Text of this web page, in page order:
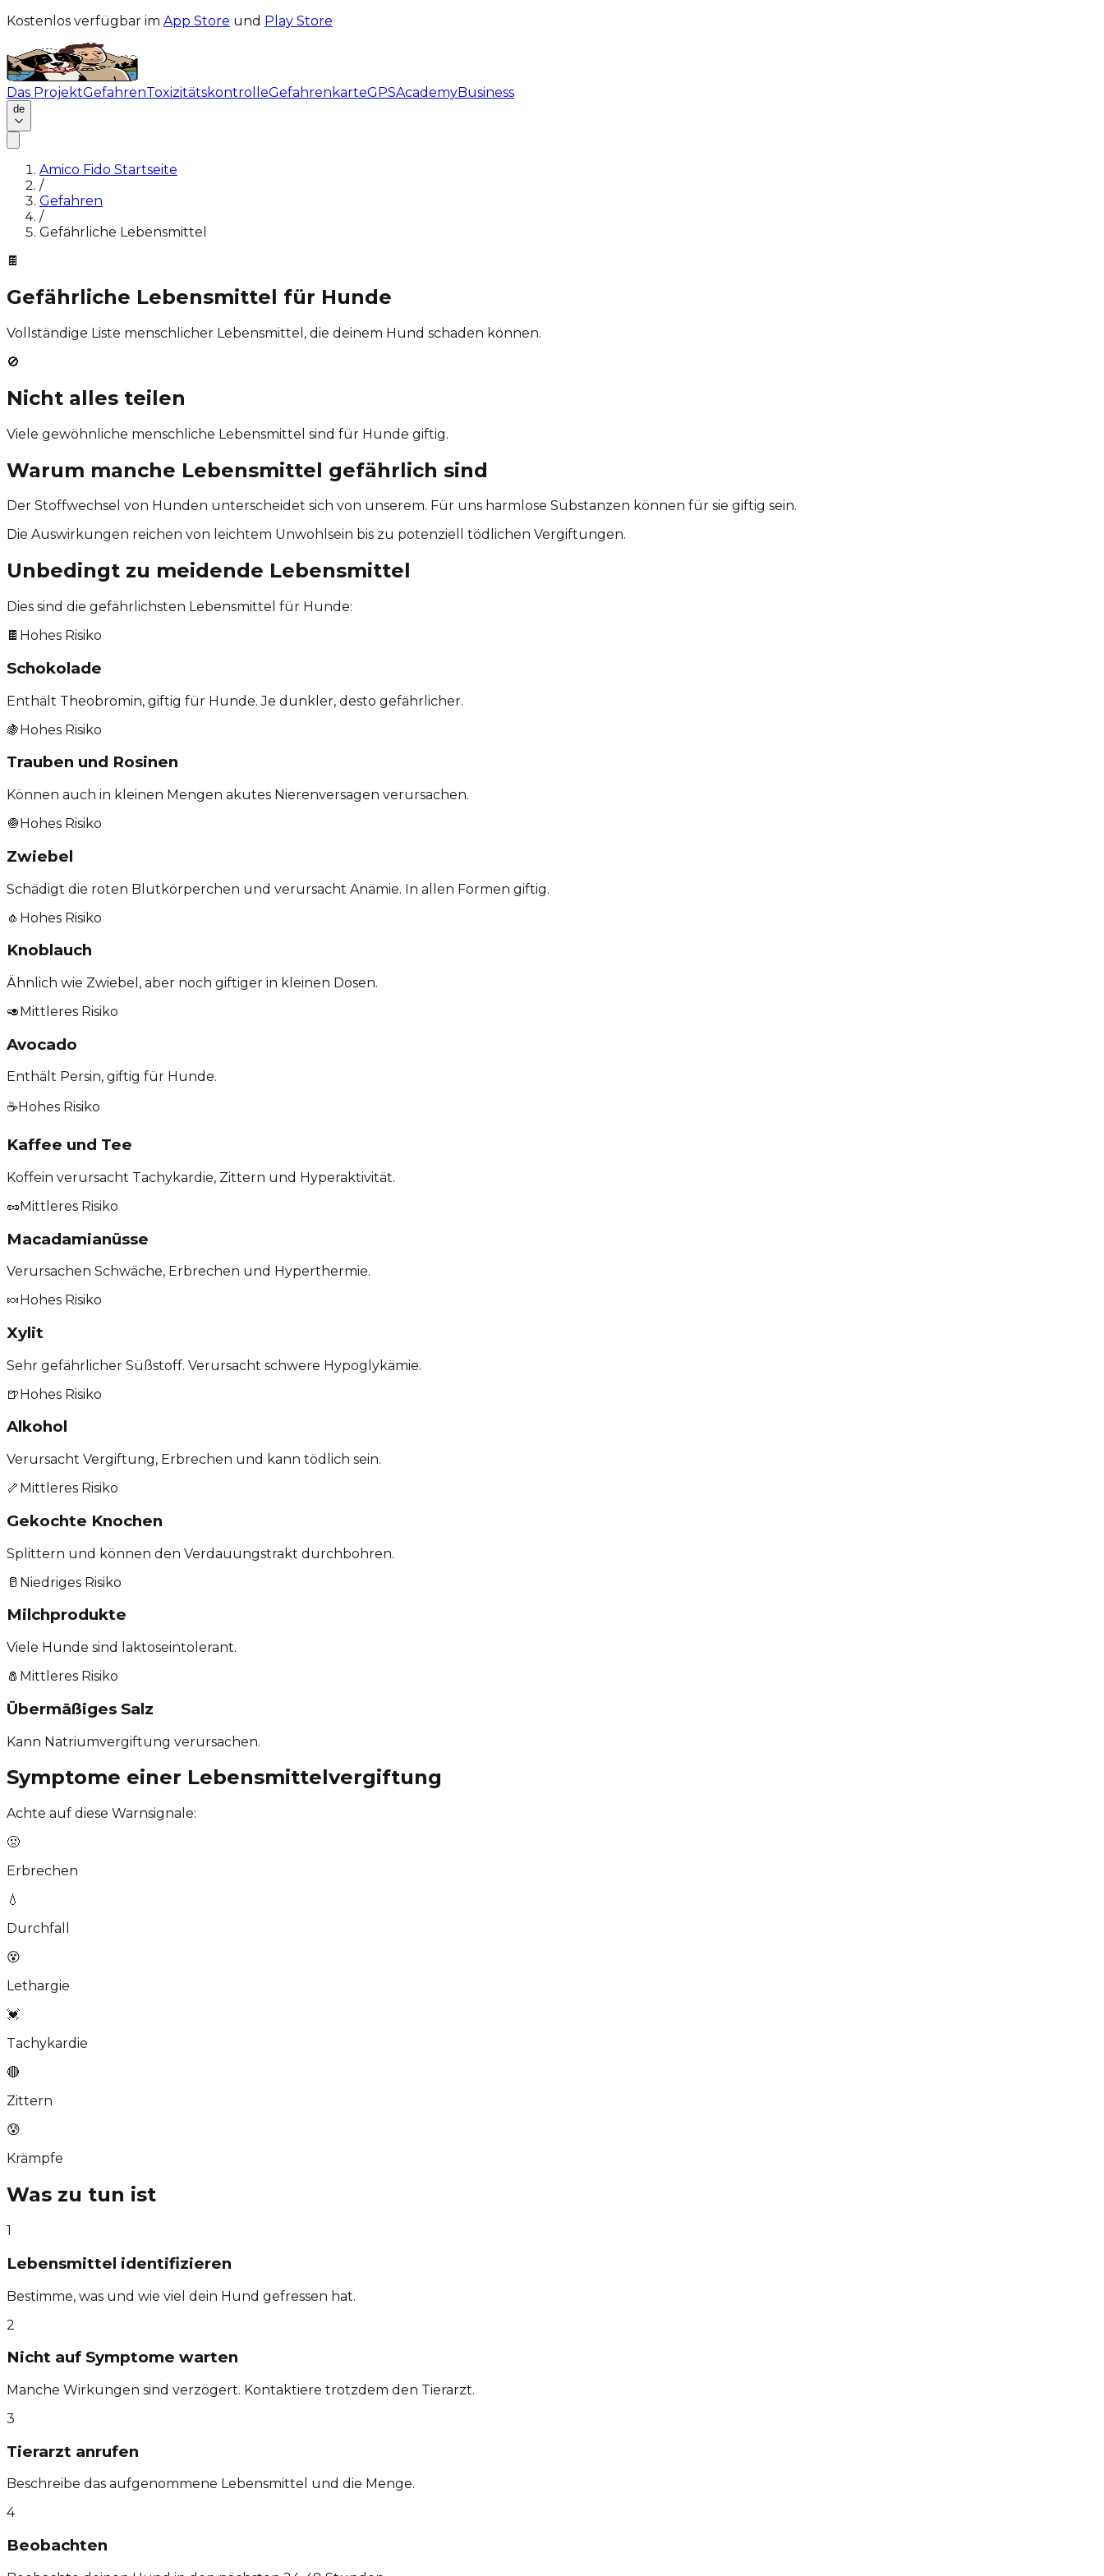
Kostenlos verfügbar im App Store und Play Store
Das ProjektGefahrenToxizitätskontrolleGefahrenkarteGPSAcademyBusiness
de
Amico Fido Startseite
/
Gefahren
/
Gefährliche Lebensmittel
🍫
Gefährliche Lebensmittel für Hunde
Vollständige Liste menschlicher Lebensmittel, die deinem Hund schaden können.
🚫
Nicht alles teilen
Viele gewöhnliche menschliche Lebensmittel sind für Hunde giftig.
Warum manche Lebensmittel gefährlich sind
Der Stoffwechsel von Hunden unterscheidet sich von unserem. Für uns harmlose Substanzen können für sie giftig sein.
Die Auswirkungen reichen von leichtem Unwohlsein bis zu potenziell tödlichen Vergiftungen.
Unbedingt zu meidende Lebensmittel
Dies sind die gefährlichsten Lebensmittel für Hunde:
🍫 Hohes Risiko
Schokolade
Enthält Theobromin, giftig für Hunde. Je dunkler, desto gefährlicher.
🍇Hohes Risiko
Trauben und Rosinen
Können auch in kleinen Mengen akutes Nierenversagen verursachen.
🧅Hohes Risiko
Zwiebel
Schädigt die roten Blutkörperchen und verursacht Anämie. In allen Formen giftig.
🧄 Hohes Risiko
Knoblauch
Ähnlich wie Zwiebel, aber noch giftiger in kleinen Dosen.
🥑Mittleres Risiko
Avocado
Enthält Persin, giftig für Hunde.
☕ Hohes Risiko
Kaffee und Tee
Koffein verursacht Tachykardie, Zittern und Hyperaktivität.
🥜Mittleres Risiko
Macadamianüsse
Verursachen Schwäche, Erbrechen und Hyperthermie.
🍬 Hohes Risiko
Xylit
Sehr gefährlicher Süßstoff. Verursacht schwere Hypoglykämie.
🍺Hohes Risiko
Alkohol
Verursacht Vergiftung, Erbrechen und kann tödlich sein.
🦴 Mittleres Risiko
Gekochte Knochen
Splittern und können den Verdauungstrakt durchbohren.
🥛 Niedriges Risiko
Milchprodukte
Viele Hunde sind laktoseintolerant.
🧂 Mittleres Risiko
Übermäßiges Salz
Kann Natriumvergiftung verursachen.
Symptome einer Lebensmittelvergiftung
Achte auf diese Warnsignale:
🤢
Erbrechen
💧
Durchfall
😵
Lethargie
💓
Tachykardie
🔴
Zittern
😰
Krämpfe
Was zu tun ist
1
Lebensmittel identifizieren
Bestimme, was und wie viel dein Hund gefressen hat.
2
Nicht auf Symptome warten
Manche Wirkungen sind verzögert. Kontaktiere trotzdem den Tierarzt.
3
Tierarzt anrufen
Beschreibe das aufgenommene Lebensmittel und die Menge.
4
Beobachten